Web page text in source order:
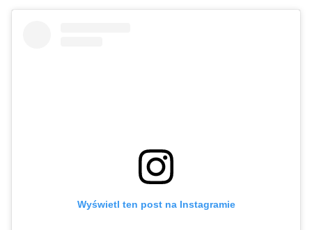
Wyświetl ten post na Instagramie